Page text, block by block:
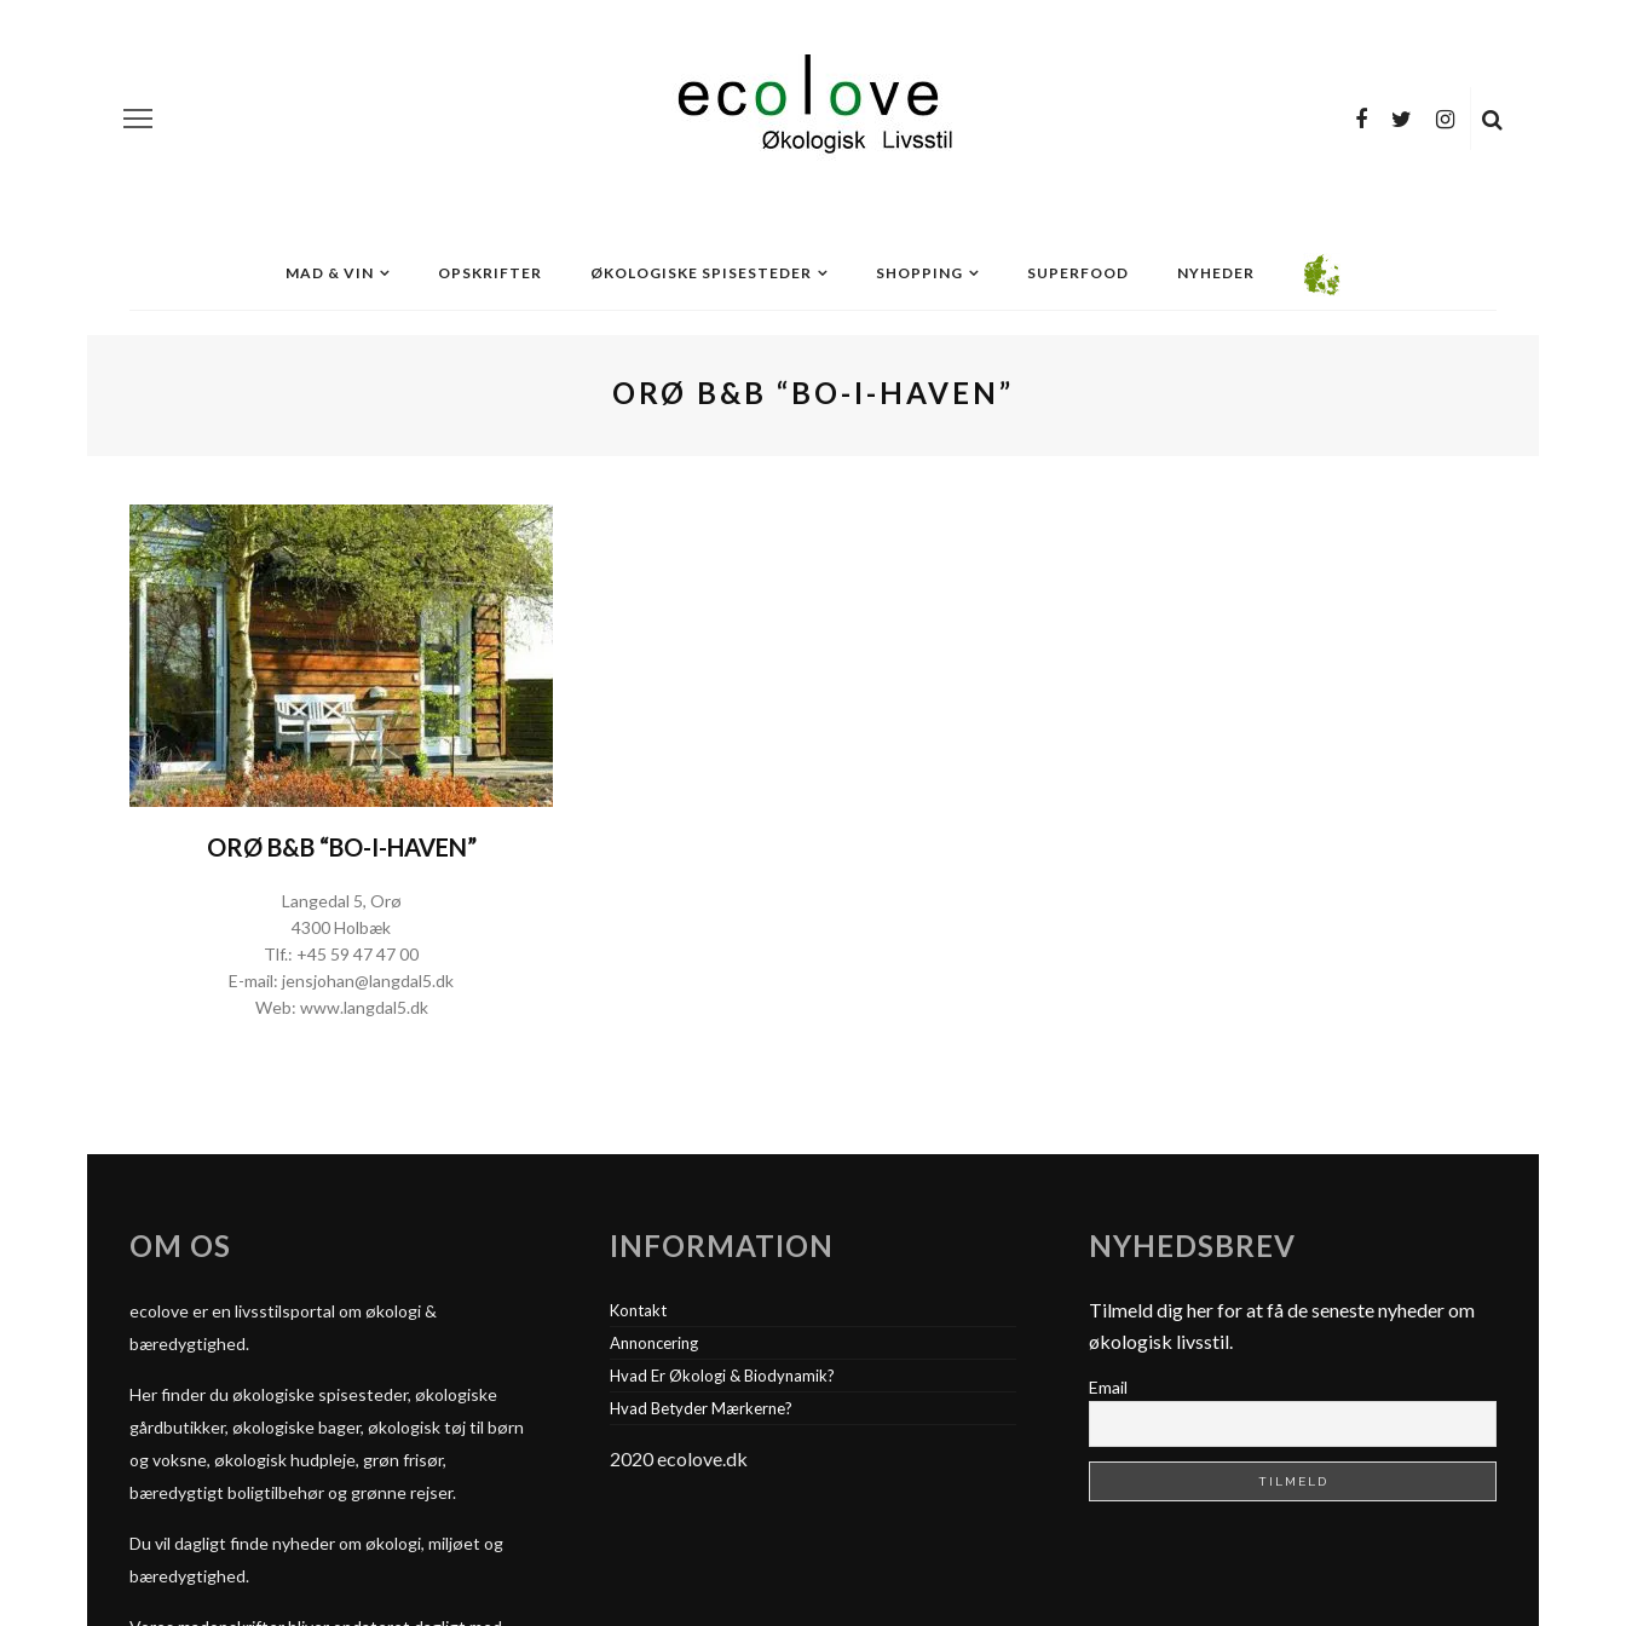
MAD & VIN OPSKRIFTER ØKOLOGISKE SPISESTEDER SHOPPING SUPERFOOD NYHEDER
ORØ B&B “BO-I-HAVEN”
ORØ B&B “BO-I-HAVEN”
Langedal 5, Orø
4300 Holbæk
Tlf.: +45 59 47 47 00
E-mail: jensjohan@langdal5.dk
Web: www.langdal5.dk
OM OS
ecolove er en livsstilsportal om økologi &
bæredygtighed.
Her finder du økologiske spisesteder, økologiske
gårdbutikker, økologiske bager, økologisk tøj til børn
og voksne, økologisk hudpleje, grøn frisør,
bæredygtigt boligtilbehør og grønne rejser.
Du vil dagligt finde nyheder om økologi, miljøet og
bæredygtighed.
INFORMATION
Kontakt
Annoncering
Hvad Er Økologi & Biodynamik?
Hvad Betyder Mærkerne?
2020 ecolove.dk
NYHEDSBREV
Tilmeld dig her for at få de seneste nyheder om
økologisk livsstil.
Email